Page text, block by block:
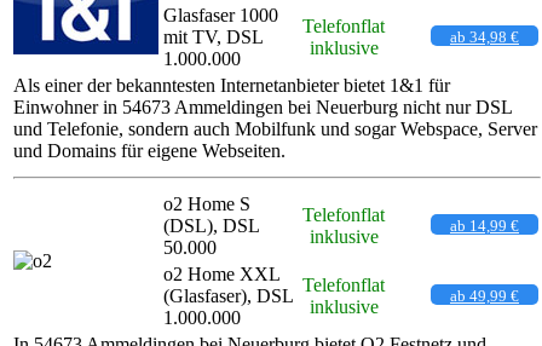
Glasfaser 1000
mit TV, DSL
1.000.000
Telefonflat
inklusive
ab 34,98 €
Als einer der bekanntesten Internetanbieter bietet 1&1 für
Einwohner in 54673 Ammeldingen bei Neuerburg nicht nur DSL
und Telefonie, sondern auch Mobilfunk und sogar Webspace, Server
und Domains für eigene Webseiten.
o2 Home S
(DSL), DSL
50.000
Telefonflat
inklusive
ab 14,99 €
o2 Home XXL
(Glasfaser), DSL
1.000.000
Telefonflat
inklusive
ab 49,99 €